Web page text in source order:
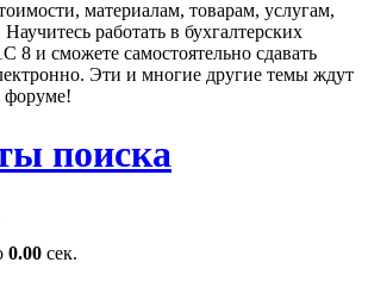
материалам, товарам, услугам,
работать в бухгалтерских
8 и сможете самостоятельно сдавать
Эти и многие другие темы ждут
форуме!
поиска
0.00 сек.